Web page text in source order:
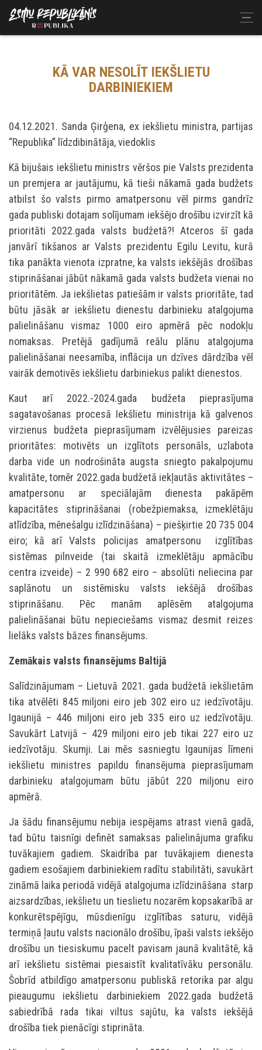
KĀ VAR NESOLĪT IEKŠLIETU
DARBINIEKIEM
04.12.2021. Sanda Ģirģena, ex iekšlietu ministra, partijas
“Republika” līdzdibinātāja, viedoklis
Kā bijušais iekšlietu ministrs vēršos pie Valsts prezidenta
un premjera ar jautājumu, kā tieši nākamā gada budžets
atbilst šo valsts pirmo amatpersonu vēl pirms gandrīz
gada publiski dotajam solījumam iekšējo drošību izvirzīt kā
prioritāti 2022.gada valsts budžetā?! Atceros šī gada
janvārī tikšanos ar Valsts prezidentu Egilu Levitu, kurā
tika panākta vienota izpratne, ka valsts iekšējās drošības
stiprināšanai jābūt nākamā gada valsts budžeta vienai no
prioritātēm. Ja iekšlietas patiešām ir valsts prioritāte, tad
būtu jāsāk ar iekšlietu dienestu darbinieku atalgojuma
palielināšanu vismaz 1000 eiro apmērā pēc nodokļu
nomaksas. Pretējā gadījumā reālu plānu atalgojuma
palielināšanai neesamība, inflācija un dzīves dārdzība vēl
vairāk demotivēs iekšlietu darbiniekus palikt dienestos.
Kaut arī 2022.-2024.gada budžeta pieprasījuma
sagatavošanas procesā Iekšlietu ministrija kā galvenos
virzienus budžeta pieprasījumam izvēlējusies pareizas
prioritātes: motivēts un izglītots personāls, uzlabota
darba vide un nodrošināta augsta sniegto pakalpojumu
kvalitāte, tomēr 2022.gada budžetā iekļautās aktivitātes –
amatpersonu ar speciālajām dienesta pakāpēm
kapacitātes stiprināšanai (robežpiemaksa, izmeklētāju
atlīdzība, mēnešalgu izlīdzināšana) – piešķirtie 20 735 004
eiro; kā arī Valsts policijas amatpersonu izglītības
sistēmas pilnveide (tai skaitā izmeklētāju apmācību
centra izveide) – 2 990 682 eiro – absolūti neliecina par
saplānotu un sistēmisku valsts iekšējā drošības
stiprināšanu. Pēc manām aplēsēm atalgojuma
palielināšanai būtu nepieciešams vismaz desmit reizes
lielāks valsts bāzes finansējums.
Zemākais valsts finansējums Baltijā
Salīdzinājumam – Lietuvā 2021. gada budžetā iekšlietām
tika atvēlēti 845 miljoni eiro jeb 302 eiro uz iedzīvotāju.
Igaunijā – 446 miljoni eiro jeb 335 eiro uz iedzīvotāju.
Savukārt Latvijā – 429 miljoni eiro jeb tikai 227 eiro uz
iedzīvotāju. Skumji. Lai mēs sasniegtu Igaunijas līmeni
iekšlietu ministres papildu finansējuma pieprasījumam
darbinieku atalgojumam būtu jābūt 220 miljonu eiro
apmērā.
Ja šādu finansējumu nebija iespējams atrast vienā gadā,
tad būtu taisnīgi definēt samaksas palielinājuma grafiku
tuvākajiem gadiem. Skaidrība par tuvākajiem dienesta
gadiem esošajiem darbiniekiem radītu stabilitāti, savukārt
zināmā laika periodā vidējā atalgojuma izlīdzināšana starp
aizsardzības, iekšlietu un tieslietu nozarēm kopsakarībā ar
konkurētspējīgu, mūsdienīgu izglītības saturu, vidējā
termiņā ļautu valsts nacionālo drošību, īpaši valsts iekšējo
drošību un tiesiskumu pacelt pavisam jaunā kvalitātē, kā
arī iekšlietu sistēmai piesaistīt kvalitatīvāku personālu.
Šobrīd atbildīgo amatpersonu publiskā retorika par algu
pieaugumu iekšlietu darbiniekiem 2022.gada budžetā
sabiedrībā rada tikai viltus sajūtu, ka valsts iekšējā
drošība tiek pienācīgi stiprināta.